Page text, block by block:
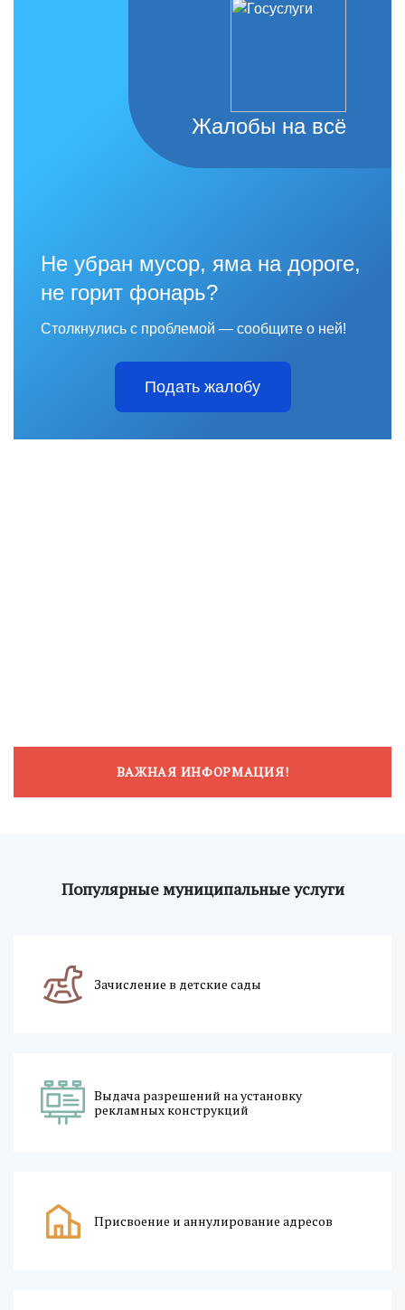
Жалобы на всё
Не убран мусор, яма на дороге,
не горит фонарь?
Столкнулись с проблемой — сообщите о ней!
Подать жалобу
ВАЖНАЯ ИНФОРМАЦИЯ!
Популярные муниципальные услуги
Зачисление в детские сады
Выдача разрешений на установку
рекламных конструкций
Присвоение и аннулирование адресов